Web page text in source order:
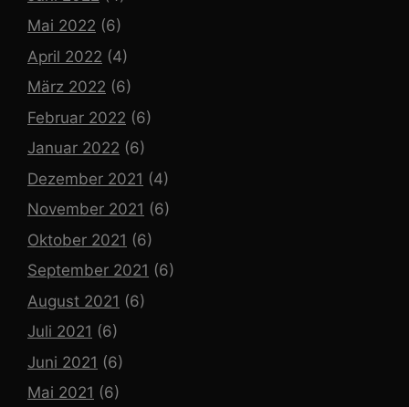
Mai 2022 (6)
April 2022 (4)
März 2022 (6)
Februar 2022 (6)
Januar 2022 (6)
Dezember 2021 (4)
November 2021 (6)
Oktober 2021 (6)
September 2021 (6)
August 2021 (6)
Juli 2021 (6)
Juni 2021 (6)
Mai 2021 (6)